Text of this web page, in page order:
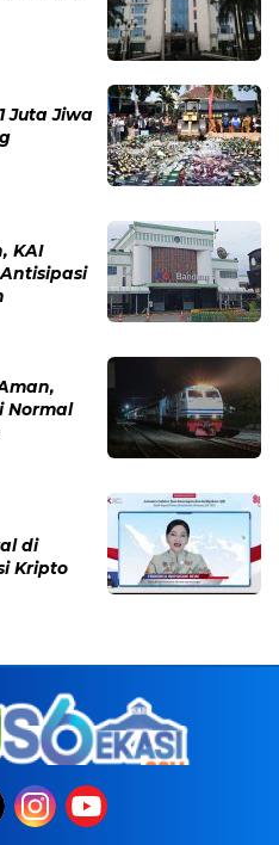
Juta Jiwa
KAI
Normal
di
Kripto